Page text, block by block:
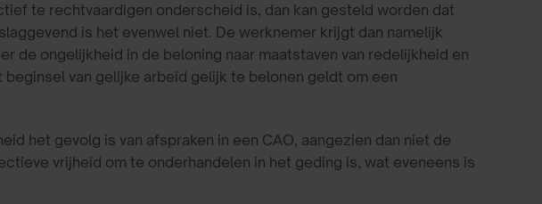
te rechtvaardigen onderscheid is, dan kan gesteld worden dat
is het evenwel niet. De werknemer krijgt dan namelijk
de ongelijkheid in de beloning naar maatstaven van redelijkheid en
van gelijke arbeid gelijk te belonen geldt om een
het gevolg is van afspraken in een CAO, aangezien dan niet de
vrijheid om te onderhandelen in het geding is, wat eveneens is